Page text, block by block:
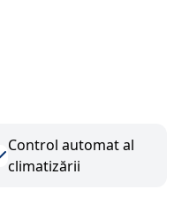
Control automat al
climatizării